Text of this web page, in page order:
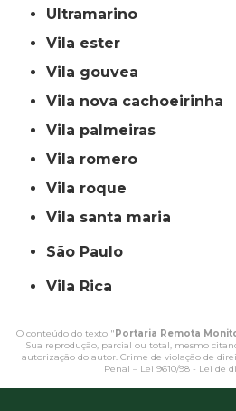
ultramarino
vila ester
vila gouvea
vila nova cachoeirinha
vila palmeiras
vila romero
vila roque
vila santa maria
São Paulo
Vila Rica
O conteúdo do texto "Portaria Remota
Sua reprodução, parcial ou total, mesmo
autorização do autor. Crime de violação de
Penal – Lei 9610/98 - Lei de